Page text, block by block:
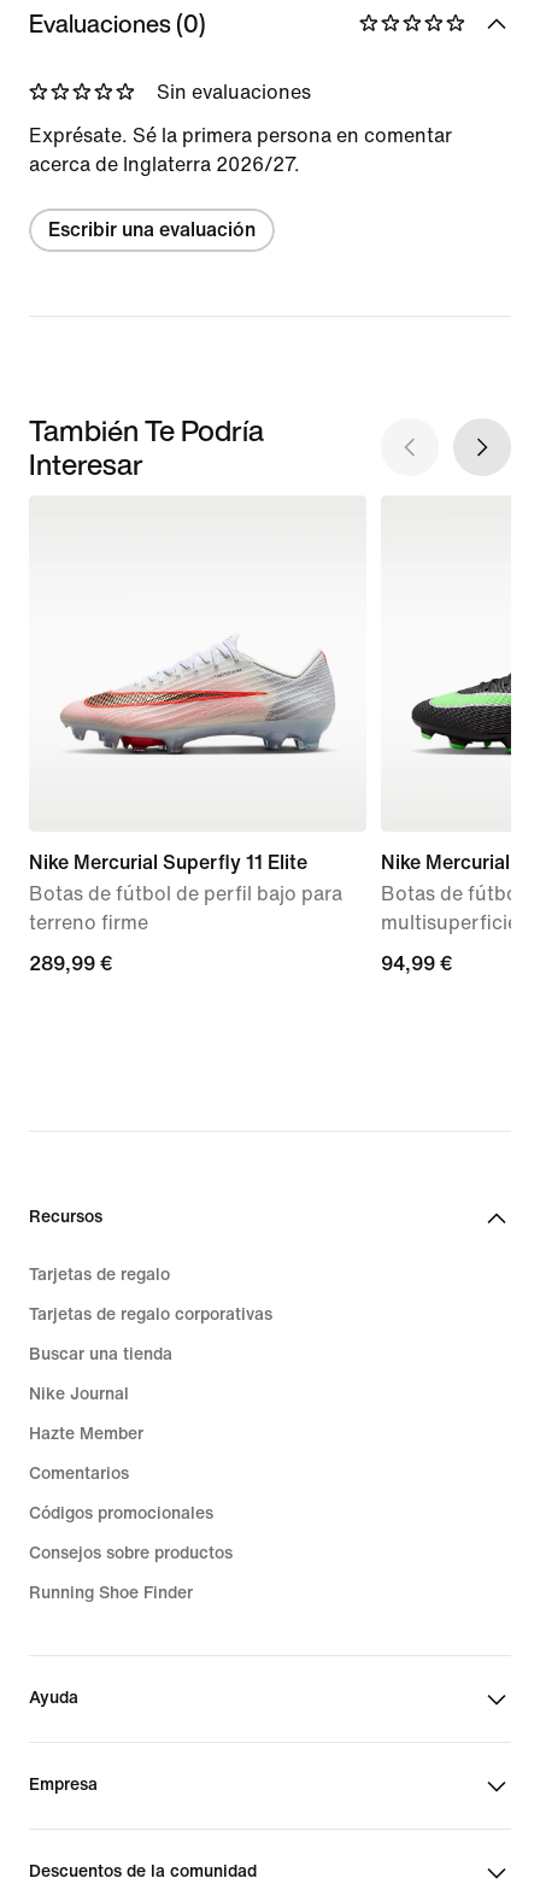
Evaluaciones (0)
Sin evaluaciones
Exprésate. Sé la primera persona en comentar
acerca de Inglaterra 2026/27.
Escribir una evaluación
También Te Podría
Interesar
Nike Mercurial Superfly 11 Elite
Botas de fútbol de perfil bajo para
terreno firme
289,99 €
289,99 €
Nike Mercurial
Botas de fútbol
multisuperficie
94,99 €
94,99 €
Recursos
Tarjetas de regalo
Tarjetas de regalo corporativas
Buscar una tienda
Nike Journal
Hazte Member
Comentarios
Códigos promocionales
Consejos sobre productos
Running Shoe Finder
Ayuda
Empresa
Descuentos de la comunidad